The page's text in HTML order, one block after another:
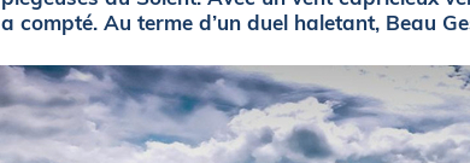
a compté. Au terme d’un duel haletant, Beau